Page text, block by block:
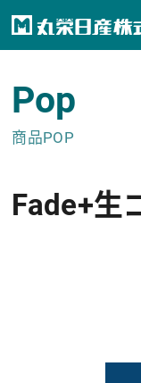
Pop
商品POP
Fade+生